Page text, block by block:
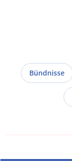
Bündnisse